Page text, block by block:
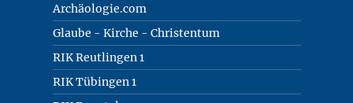
Archäologie.com
Glaube - Kirche - Christentum
RIK Reutlingen 1
RIK Tübingen 1